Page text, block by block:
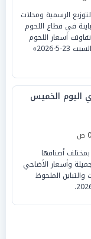
الرسمية ومحلات
في قطاع اللحوم
أسعار اللحوم
الحية والمشفية والأضاحي اليوم السبت 23-5-2026»
اليوم الخميس
أصنافها
وأسعار الأضاحي
الملحوظ